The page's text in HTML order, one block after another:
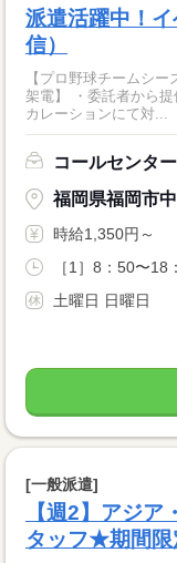
派遣活躍中！
信）
【プロ野球チームシ
架電】 ・委託者から提供いただくFAQにて回答 ※FAQ範囲外はエス
カレーションにて対...
コールセンタ
福岡県福岡市
時給1,350円～
［1］8：50〜18
土曜日 日曜日
[一般派遣]
【週2】アジ
タッフ★期間限